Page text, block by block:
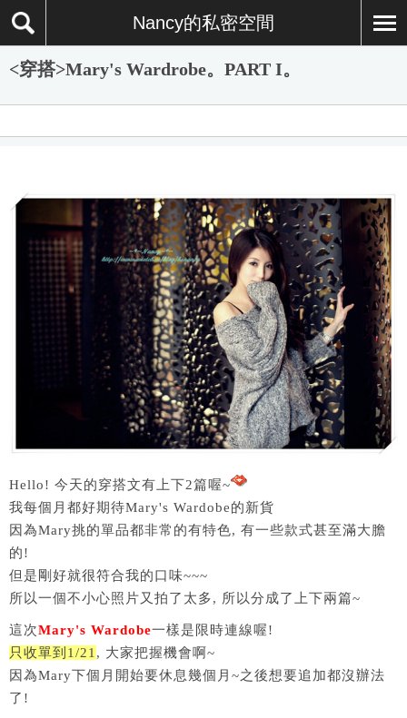
Nancy的私密空間
<穿搭>Mary's Wardrobe。PART I。
Hello! 今天的穿搭文有上下2篇喔~
我每個月都好期待Mary's Wardobe的新貨
因為Mary挑的單品都非常的有特色, 有一些款式甚至滿大膽
的!
但是剛好就很符合我的口味~~~
所以一個不小心照片又拍了太多, 所以分成了上下兩篇~
這次Mary's Wardobe一樣是限時連線喔!
只收單到1/21 , 大家把握機會啊~
因為Mary下個月開始要休息幾個月~之後想要追加都沒辦法
了!